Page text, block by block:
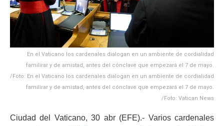
En el Vaticano los cardenales dialogan en un ambiente de cordialidad
familirar y de amistad, antes del cónclave que empezará el 7 de mayo.
/Foto: En el Vaticano los cardenales dialogan en un ambiente de cordialidad
familirar y de amistad, antes del cónclave que empezará el 7 de mayo.
/Foto: Vatican News
Ciudad del Vaticano, 30 abr (EFE).- Varios cardenales